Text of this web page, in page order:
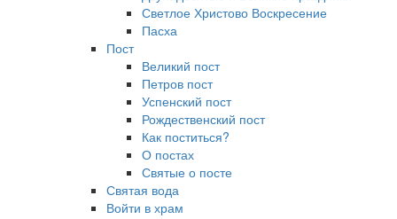
Светлое Христово Воскресение
Пасха
Пост
Великий пост
Петров пост
Успенский пост
Рождественский пост
Как поститься?
О постах
Святые о посте
Святая вода
Войти в храм